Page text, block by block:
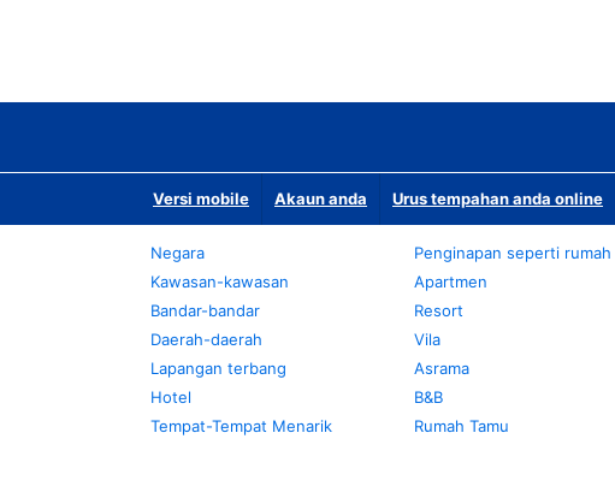
Versi mobile Akaun anda Urus tempahan anda online
Negara
Kawasan-kawasan
Bandar-bandar
Daerah-daerah
Lapangan terbang
Hotel
Tempat-Tempat Menarik
Penginapan seperti rumah
Apartmen
Resort
Vila
Asrama
B&B
Rumah Tamu